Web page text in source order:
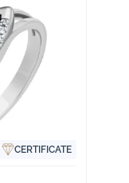
CERTIFICATE